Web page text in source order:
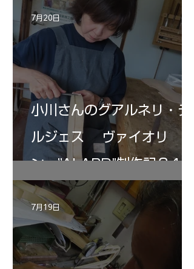
小川さんのグアルネリ・デ
ルジェス ヴァイオリ
ン ”ALARD"制作記３4
7月20日
7月19日